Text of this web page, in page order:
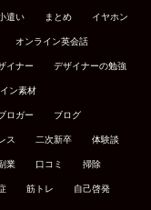
遣い まとめ イヤホン
オンライン英会話
イナー デザイナーの勉強
ン素材
ロガー ブログ
ス 二次新卒 体験談
業 口コミ 掃除
筋トレ 自己啓発